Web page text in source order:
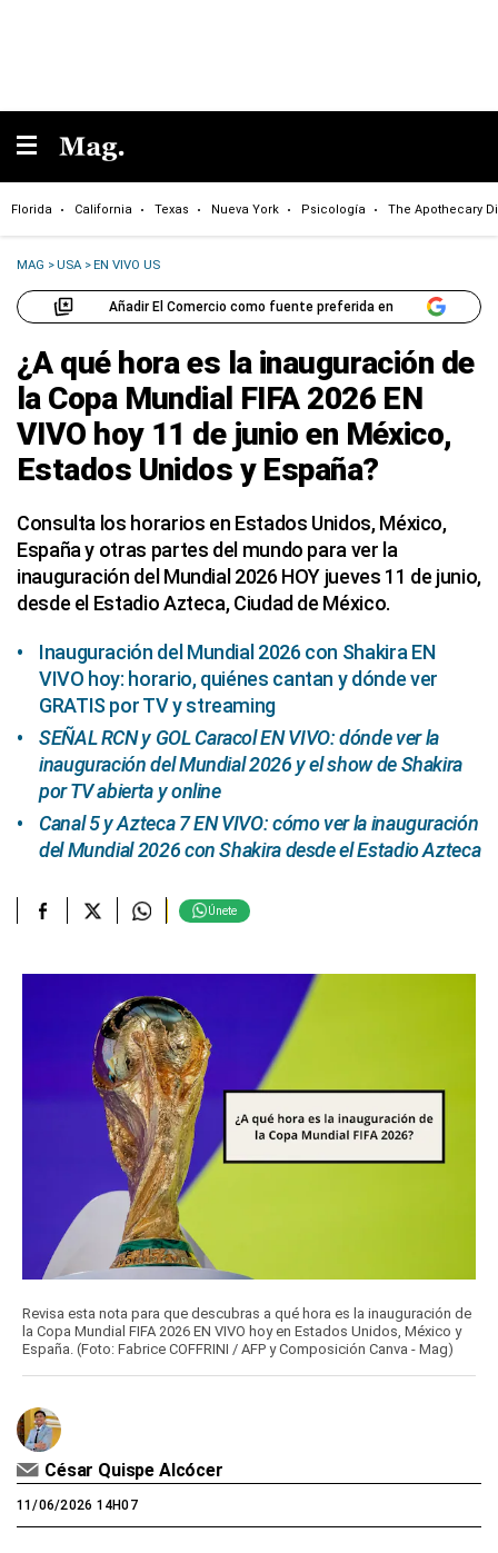
Florida California Texas Nueva York Psicología The Apothecary
MAG >USA >EN VIVO US
Añadir El Comercio como fuente preferida en
¿A qué hora es la inauguración de
la Copa Mundial FIFA 2026 EN
VIVO hoy 11 de junio en México,
Estados Unidos y España?
Consulta los horarios en Estados Unidos, México,
España y otras partes del mundo para ver la
inauguración del Mundial 2026 HOY jueves 11 de junio,
desde el Estadio Azteca, Ciudad de México.
Inauguración del Mundial 2026 con Shakira EN
VIVO hoy: horario, quiénes cantan y dónde ver
GRATIS por TV y streaming
SEÑAL RCN y GOL Caracol EN VIVO: dónde ver la
inauguración del Mundial 2026 y el show de Shakira
por TV abierta y online
Canal 5 y Azteca 7 EN VIVO: cómo ver la inauguración
del Mundial 2026 con Shakira desde el Estadio Azteca
Únete
Revisa esta nota para que descubras a qué hora es la inauguración de
la Copa Mundial FIFA 2026 EN VIVO hoy en Estados Unidos, México y
España. (Foto: Fabrice COFFRINI / AFP y Composición Canva - Mag)
César Quispe Alcócer
11/06/2026 14H07